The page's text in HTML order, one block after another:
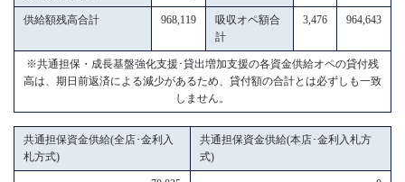
供給額残高合計 968,119
吸収オペ額合
計
3,476 964,643
※共通担保・成長基盤強化支援･貸出増加支援の各資金供給オペの貸付残
高は、期日前返済による減少があるため、貸付額の合計とは必ずしも一致
しません。
共通担保資金供給(全店･金利入
札方式)
共通担保資金供給(本店･金利入札方
式)